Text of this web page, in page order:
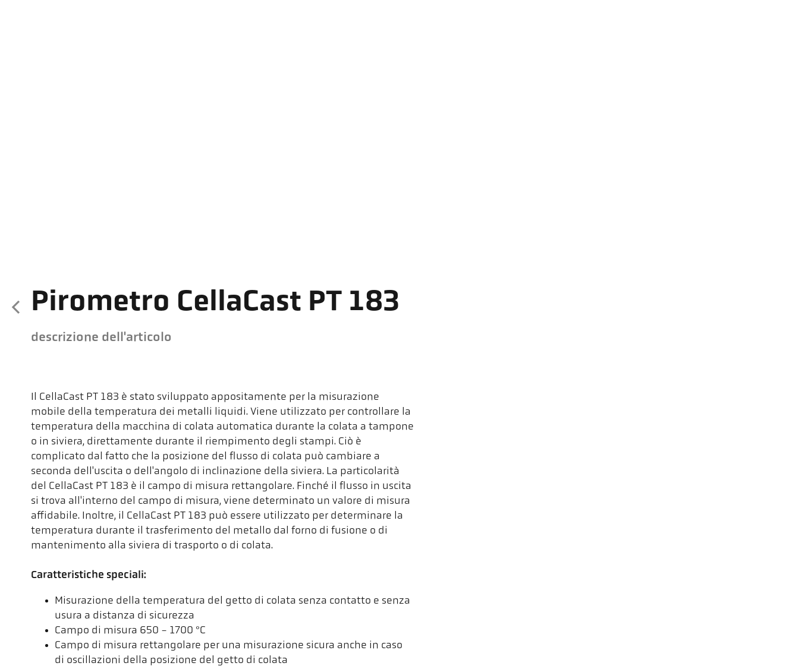
Pirometro CellaCast PT 183
descrizione dell'articolo
Il CellaCast PT 183 è stato sviluppato appositamente per la misurazione
mobile della temperatura dei metalli liquidi. Viene utilizzato per controllare la
temperatura della macchina di colata automatica durante la colata a tampone
o in siviera, direttamente durante il riempimento degli stampi. Ciò è
complicato dal fatto che la posizione del flusso di colata può cambiare a
seconda dell'uscita o dell'angolo di inclinazione della siviera. La particolarità
del CellaCast PT 183 è il campo di misura rettangolare. Finché il flusso in uscita
si trova all'interno del campo di misura, viene determinato un valore di misura
affidabile. Inoltre, il CellaCast PT 183 può essere utilizzato per determinare la
temperatura durante il trasferimento del metallo dal forno di fusione o di
mantenimento alla siviera di trasporto o di colata.
Caratteristiche speciali:
Misurazione della temperatura del getto di colata senza contatto e senza
usura a distanza di sicurezza
Campo di misura 650 - 1700 °C
Campo di misura rettangolare per una misurazione sicura anche in caso
di oscillazioni della posizione del getto di colata